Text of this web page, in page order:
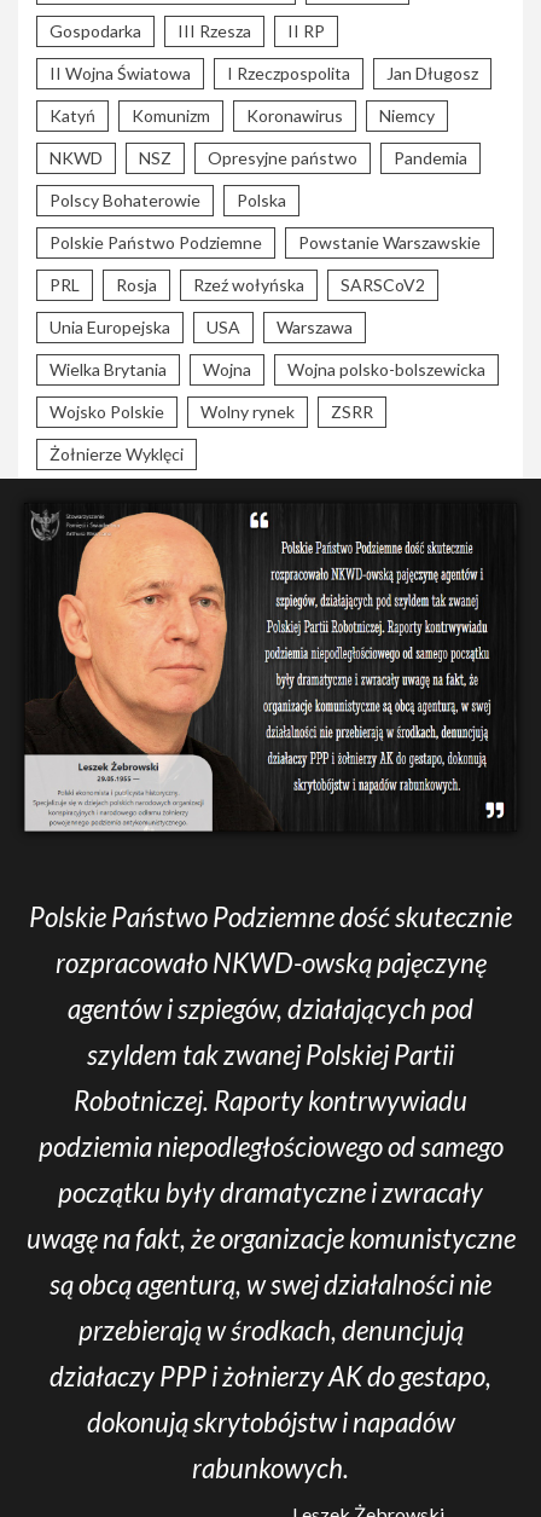
Gospodarka III Rzesza II RP
II Wojna Światowa I Rzeczpospolita Jan Długosz
Katyń Komunizm Koronawirus Niemcy
NKWD NSZ Opresyjne państwo Pandemia
Polscy Bohaterowie Polska
Polskie Państwo Podziemne Powstanie Warszawskie
PRL Rosja Rzeź wołyńska SARSCoV2
Unia Europejska USA Warszawa
Wielka Brytania Wojna Wojna polsko-bolszewicka
Wojsko Polskie Wolny rynek ZSRR
Żołnierze Wyklęci
Polskie Państwo Podziemne dość skutecznie
rozpracowało NKWD-owską pajęczynę
agentów i szpiegów, działających pod
szyldem tak zwanej Polskiej Partii
Robotniczej. Raporty kontrwywiadu
podziemia niepodległościowego od samego
początku były dramatyczne i zwracały
uwagę na fakt, że organizacje komunistyczne
są obcą agenturą, w swej działalności nie
przebierają w środkach, denuncjują
działaczy PPP i żołnierzy AK do gestapo,
dokonują skrytobójstw i napadów
rabunkowych.